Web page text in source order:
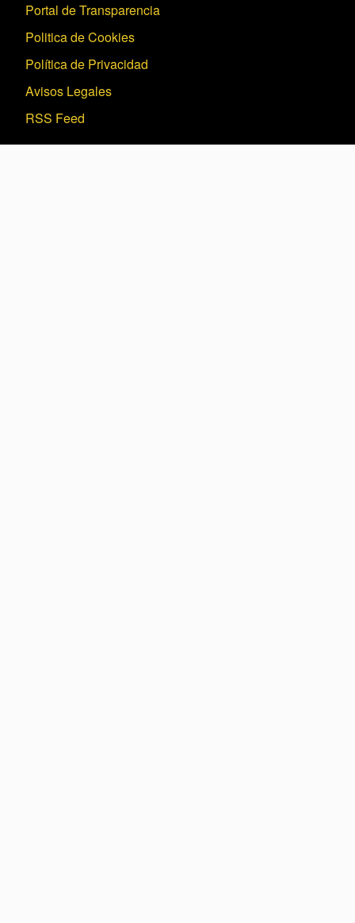
Portal de Transparencia
Politica de Cookies
Política de Privacidad
Avisos Legales
RSS Feed